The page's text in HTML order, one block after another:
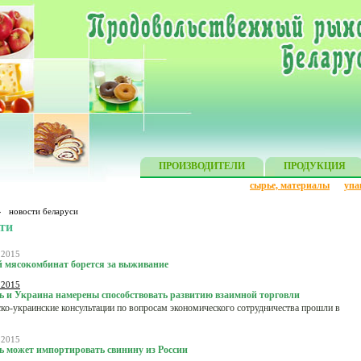
ПРОИЗВОДИТЕЛИ
ПРОДУКЦИЯ
сырье, материалы
новости беларуси
мясокомбинат борется за выживание
и Украина намерены способствовать развитию взаимной торговли
украинские консультации по вопросам экономического сотрудничества прошли в
может импортировать свинину из России